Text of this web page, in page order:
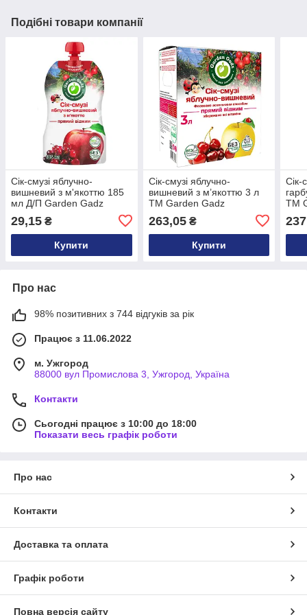
Подібні товари компанії
Сік-смузі яблучно-
вишневий з м'якоттю 185
мл Д/П Garden Gadz
29,15 ₴
Купити
Сік-смузі яблучно-
вишневий з м’якоттю 3 л
ТМ Garden Gadz
263,05₴
Купити
Сік-
ТМ
Про нас
98% позитивних з 744 відгуків за рік
Працює з 11.06.2022
м. Ужгород
88000 вул Промислова 3, Ужгород, Україна
Контакти
Сьогодні працює з 10:00 до 18:00
Показати весь графік роботи
Про нас
Контакти
Доставка та оплата
Графік роботи
Повна версія сайту